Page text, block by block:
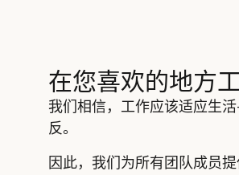
在您喜欢的地方
我们相信，工作应该适应生
反。
因此，我们为所有团队成员